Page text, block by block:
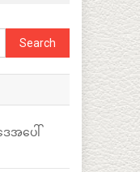
Search
for:
ေအပေါ်